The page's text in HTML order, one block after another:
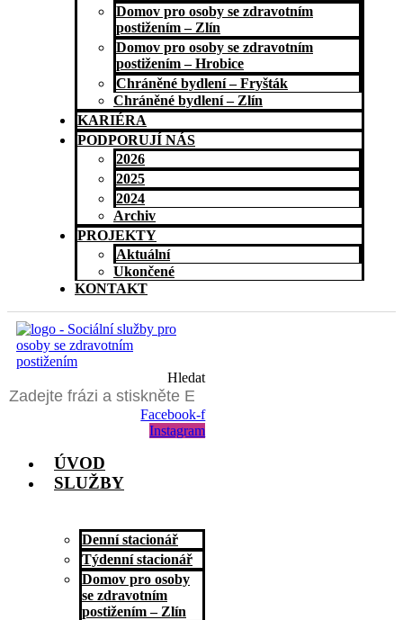
Domov pro osoby se zdravotním
postižením – Zlín
Domov pro osoby se zdravotním
postižením – Hrobice
Chráněné bydlení – Fryšták
Chráněné bydlení – Zlín
KARIÉRA
PODPORUJÍ NÁS
2026
2025
2024
Archiv
PROJEKTY
Aktuální
Ukončené
KONTAKT
Hledat
Facebook-f
Instagram
ÚVOD
SLUŽBY
Denní stacionář
Týdenní stacionář
Domov pro osoby
se zdravotním
postižením – Zlín